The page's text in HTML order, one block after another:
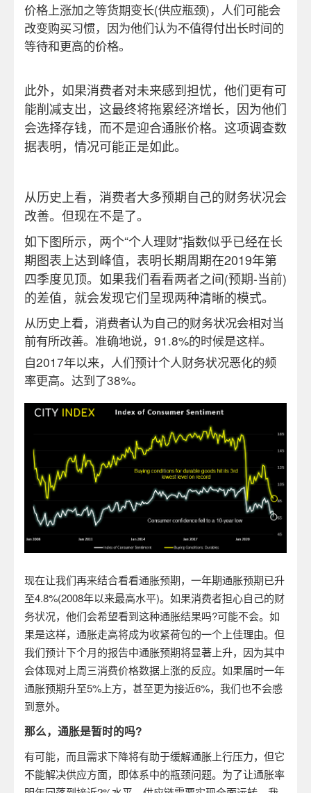
价格上涨加之等货期变长(供应瓶颈)，人们可能会
改变购买习惯，因为他们认为不值得付出长时间的
等待和更高的价格。
此外，如果消费者对未来感到担忧，他们更有可
能削减支出，这最终将拖累经济增长，因为他们
会选择存钱，而不是迎合通胀价格。这项调查数
据表明，情况可能正是如此。
从历史上看，消费者大多预期自己的财务状况会
改善。但现在不是了。
如下图所示，两个“个人理财”指数似乎已经在长
期图表上达到峰值，表明长期周期在2019年第
四季度见顶。如果我们看看两者之间(预期-当前)
的差值，就会发现它们呈现两种清晰的模式。
从历史上看，消费者认为自己的财务状况会相对当
前有所改善。准确地说，91.8%的时候是这样。
自2017年以来，人们预计个人财务状况恶化的频
率更高。达到了38%。
现在让我们再来结合看看通胀预期，一年期通胀预期已升
至4.8%(2008年以来最高水平)。如果消费者担心自己的财
务状况，他们会希望看到这种通胀结果吗?可能不会。如
果是这样，通胀走高将成为收紧荷包的一个上佳理由。但
我们预计下个月的报告中通胀预期将显著上升，因为其中
会体现对上周三消费价格数据上涨的反应。如果届时一年
通胀预期升至5%上方，甚至更为接近6%，我们也不会感
到意外。
那么，通胀是暂时的吗?
有可能，而且需求下降将有助于缓解通胀上行压力，但它
不能解决供应方面，即体系中的瓶颈问题。为了让通胀率